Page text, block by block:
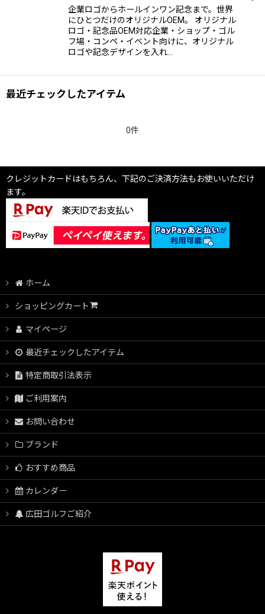
企業ロゴからホールインワン記念まで。世界
にひとつだけのオリジナルOEM。 オリジナル
ロゴ・記念品OEM対応企業・ショップ・ゴル
フ場・コンペ・イベント向けに、オリジナル
ロゴや記念デザインを入れ…
最近チェックしたアイテム
0件
クレジットカードはもちろん、下記のご決済方法もお使いいただけ
ます。
ホーム
ショッピングカート
マイページ
最近チェックしたアイテム
特定商取引法表示
ご利用案内
お問い合わせ
ブランド
おすすめ商品
カレンダー
広田ゴルフご紹介